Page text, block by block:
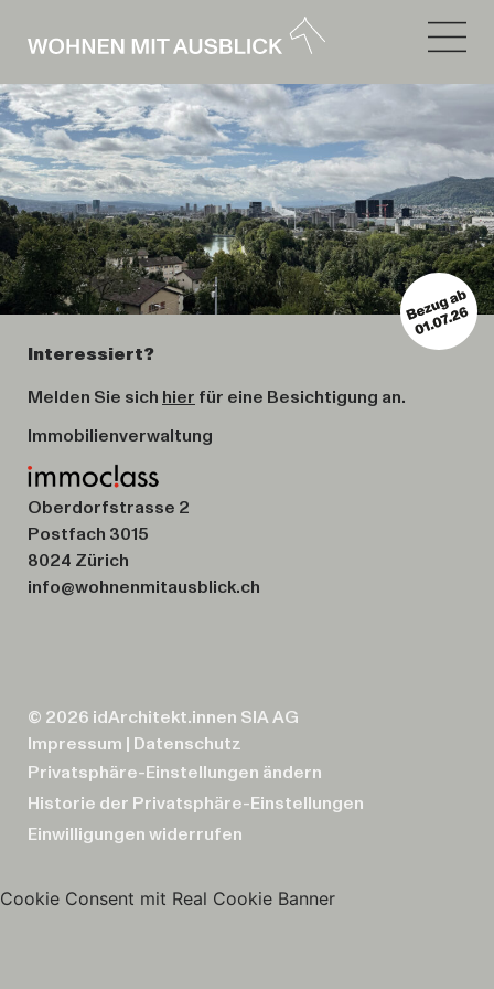
Immobilienverwaltung
Oberdorfstrasse 2
Postfach 3015
8024 Zürich
info@wohnenmitausblick.ch
Interessiert?
Melden Sie sichhierfür eine Besichtigung an.
© 2026 idArchitekt.innen SIA AG
Impressum | Datenschutz
Privatsphäre-Einstellungen ändern
Historie der Privatsphäre-Einstellungen
Einwilligungen widerrufen
Cookie Consent mit Real Cookie Banner